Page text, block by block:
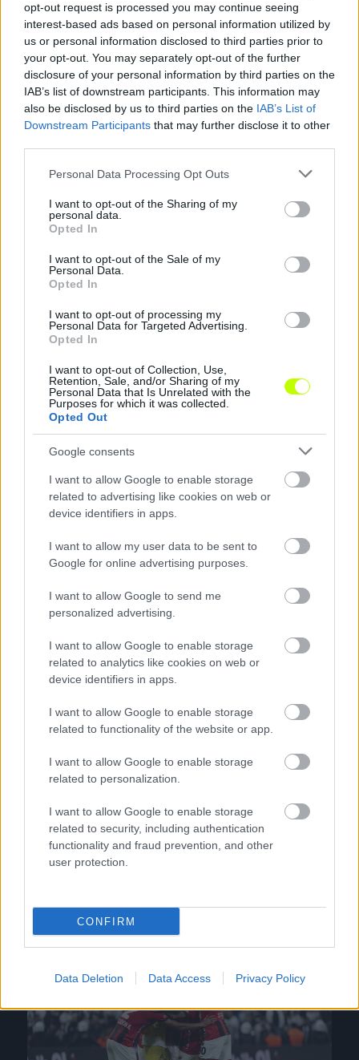
opt-out request is processed you may continue seeing
interest-based ads based on personal information utilized by
us or personal information disclosed to third parties prior to
your opt-out. You may separately opt-out of the further
disclosure of your personal information by third parties on the
IAB’s list of downstream participants. This information may
also be disclosed by us to third parties on the IAB’s List of
Downstream Participants that may further disclose it to other
Please note that this website/app uses one or more Google
not limited to your visit or usage behaviour. You may click to
grant or deny consent to Google and its third-party tags to
use your data for below specified purposes in below Google
consent section.
Personal Data Processing Opt Outs
I want to opt-out of the Sharing of my
personal data.
Opted In
I want to opt-out of the Sale of my
Personal Data.
Opted In
I want to opt-out of processing my
Personal Data for Targeted Advertising.
Opted In
I want to opt-out of Collection, Use,
Retention, Sale, and/or Sharing of my
Personal Data that Is Unrelated with the
Purposes for which it was collected.
Opted Out
Google consents
I want to allow Google to enable storage
related to advertising like cookies on web or
device identifiers in apps.
I want to allow my user data to be sent to
Google for online advertising purposes.
I want to allow Google to send me
personalized advertising.
I want to allow Google to enable storage
related to analytics like cookies on web or
device identifiers in apps.
I want to allow Google to enable storage
related to functionality of the website or app.
I want to allow Google to enable storage
related to personalization.
I want to allow Google to enable storage
related to security, including authentication
functionality and fraud prevention, and other
user protection.
CONFIRM
Data Deletion Data Access Privacy Policy
Szoros lett a vége, de kupafőtáblára jutott a
magyar védő csapata
A papírformának megfelelően ott lehet a
Török Kupa 32 csapatos főtábláján Balogh
Botond csapata. A Kocaelispor a selejtező
negyedik és […]
2025.12.03. |
Hírek
Magyar védő csapata vette el Sallaiék veretlenségét
– légiósok
Szezonbeli első bajnoki vereségét szenvedte
el a címvédő Galatasaray a török
bajnokságban. Sallai Roland együttesét egy
másik magyar légiós, Balogh […]
Hírek
Büntetőt fújtak a magyar válogatott védőre, edzője
kiakadt
Balogh Botond ismét ott volt a Kocaelispor
kezdőcsapatában, amely péntek este 1–0-s
vereséget szenvedett a Basaksehir
otthonában a török bajnokságban. […]
2025.11.01. |
Hírek